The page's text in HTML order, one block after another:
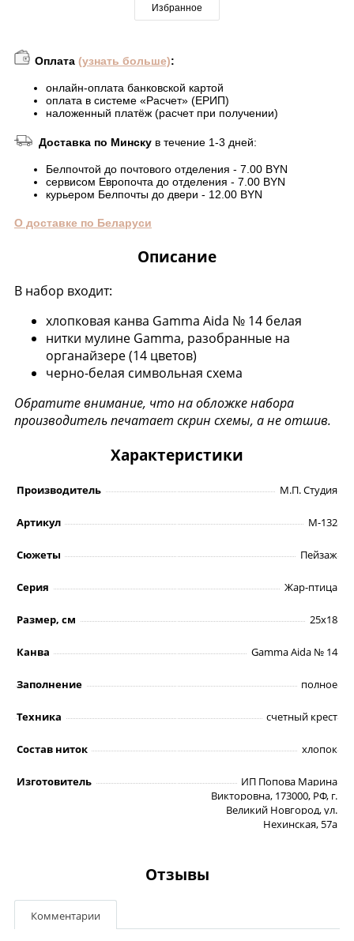
Избранное
Оплата (узнать больше):
онлайн-оплата банковской картой
оплата в системе «Расчет» (ЕРИП)
наложенный платёж (расчет при получении)
Доставка по Минску в течение 1-3 дней:
Белпочтой до почтового отделения - 7.00 BYN
сервисом Европочта до отделения - 7.00 BYN
курьером Белпочты до двери - 12.00 BYN
О доставке по Беларуси
Описание
В набор входит:
хлопковая канва Gamma Aida № 14 белая
нитки мулине Gamma, разобранные на
органайзере (14 цветов)
черно-белая символьная схема
Обратите внимание, что на обложке набора
производитель печатает скрин схемы, а не отшив.
Характеристики
Производитель М.П. Студия
Артикул М-132
Сюжеты Пейзаж
Серия Жар-птица
Размер, см 25х18
Канва Gamma Aida № 14
Заполнение полное
Техника счетный крест
Состав ниток хлопок
Изготовитель
ИП Попова Марина
Викторовна, 173000, РФ, г.
Великий Новгород, ул.
Нехинская, 57а
Отзывы
Комментарии